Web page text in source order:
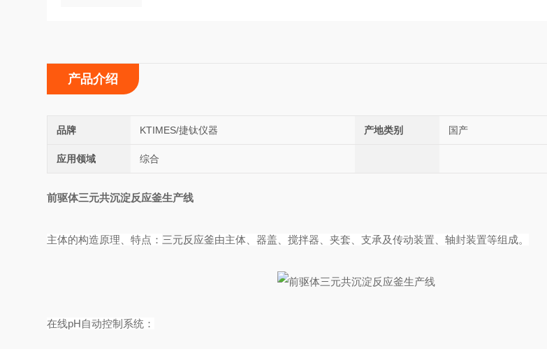
产品介绍
品牌 KTIMES/捷钛仪器 产地类别 国产
应用领域 综合
前驱体三元共沉淀反应釜生产线
主体的构造原理、特点： 三元反应釜由主体、器盖、搅拌器、夹套、支承及传动装置、轴封装置等组成。
在线pH自动控制系统：